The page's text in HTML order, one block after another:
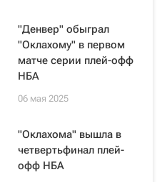
"Денвер" обыграл
"Оклахому" в первом
матче серии плей-офф
НБА
06 мая 2025
"Оклахома" вышла в
четвертьфинал плей-
офф НБА